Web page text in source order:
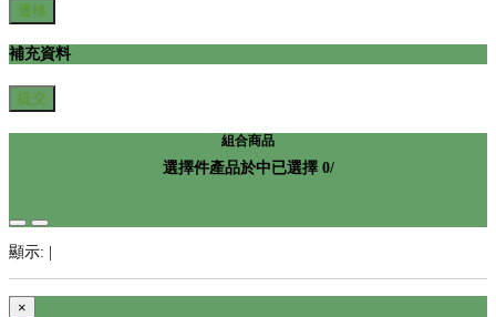
遷移
補充資料
提交
組合商品
選擇件產品於中已選擇 0/
顯示: |
×